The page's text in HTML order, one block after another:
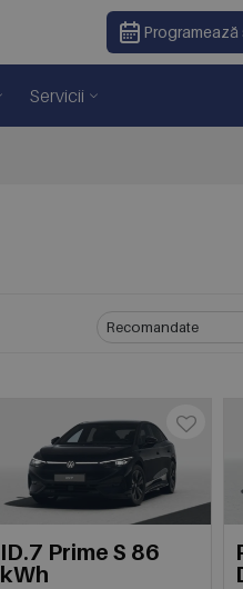
Programează
Servicii
ID.7 Prime S 86
kWh